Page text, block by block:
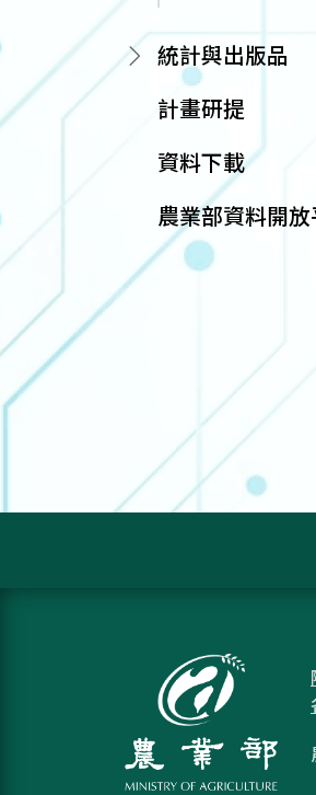
統計與出版品
計畫研提
資料下載
農業部資料開放